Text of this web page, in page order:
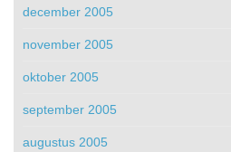
december 2005
november 2005
oktober 2005
september 2005
augustus 2005